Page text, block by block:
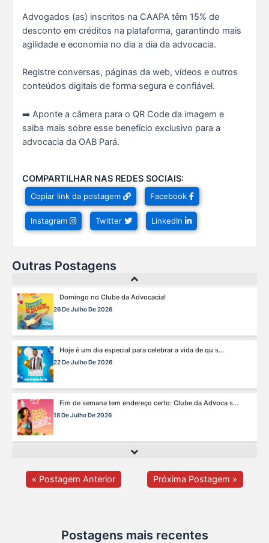
Advogados (as) inscritos na CAAPA têm 15% de
desconto em créditos na plataforma, garantindo mais
agilidade e economia no dia a dia da advocacia.
Registre conversas, páginas da web, vídeos e outros
conteúdos digitais de forma segura e confiável.
➡️ Aponte a câmera para o QR Code da imagem e
saiba mais sobre esse benefício exclusivo para a
advocacia da OAB Pará.
COMPARTILHAR NAS REDES SOCIAIS:
Copiar link da postagem Facebook
Instagram Twitter LinkedIn
Outras Postagens
O domingo perfeito tem endereço certo: Clube da A s...
12 De Julho De 2026
O verão chegou, e o Clube da Advocacia está de p s...
Ganhar tempo, automatizar tarefas e aumentar a pro s...
Viajar pagando menos é simples — e agora faz pa s...
1 De Agosto De 2026
Hoje é um dia especial para celebrar a vida de qu s...
22 De Julho De 2026
Fim de semana tem endereço certo: Clube da Advoca s...
18 De Julho De 2026
A saúde da mulher merece atenção especial em to s...
17 De Julho De 2026
Na manhã de ontem, 14/07, o diretor de saúde da s...
« Postagem Anterior Próxima Postagem »
Postagens mais recentes